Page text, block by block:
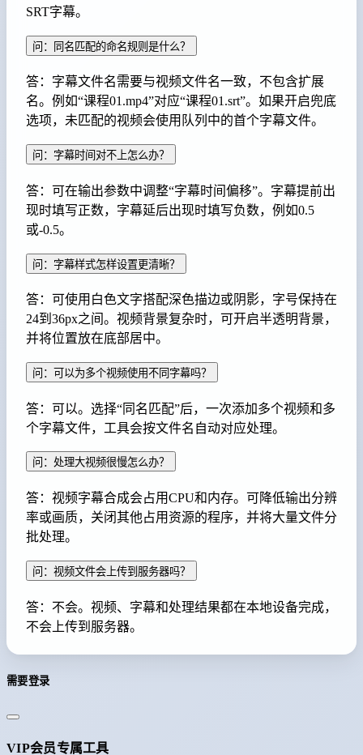
SRT字幕。
问：同名匹配的命名规则是什么？
答：字幕文件名需要与视频文件名一致，不包含扩展
名。例如“课程01.mp4”对应“课程01.srt”。如果开启兜底
选项，未匹配的视频会使用队列中的首个字幕文件。
问：字幕时间对不上怎么办？
答：可在输出参数中调整“字幕时间偏移”。字幕提前出
现时填写正数，字幕延后出现时填写负数，例如0.5
或-0.5。
问：字幕样式怎样设置更清晰？
答：可使用白色文字搭配深色描边或阴影，字号保持在
24到36px之间。视频背景复杂时，可开启半透明背景，
并将位置放在底部居中。
问：可以为多个视频使用不同字幕吗？
答：可以。选择“同名匹配”后，一次添加多个视频和多
个字幕文件，工具会按文件名自动对应处理。
问：处理大视频很慢怎么办？
答：视频字幕合成会占用CPU和内存。可降低输出分辨
率或画质，关闭其他占用资源的程序，并将大量文件分
批处理。
问：视频文件会上传到服务器吗？
答：不会。视频、字幕和处理结果都在本地设备完成，
不会上传到服务器。
需要登录
VIP会员专属工具